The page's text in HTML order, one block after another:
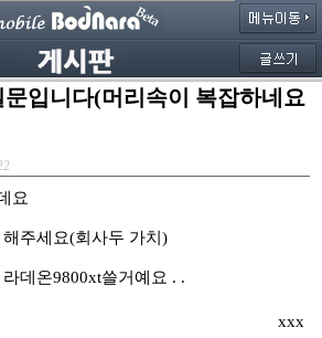
입니다(머리속이 복잡하네요
요
주세요(회사두 가치)
데온9800xt쓸거예요 . .
xxx